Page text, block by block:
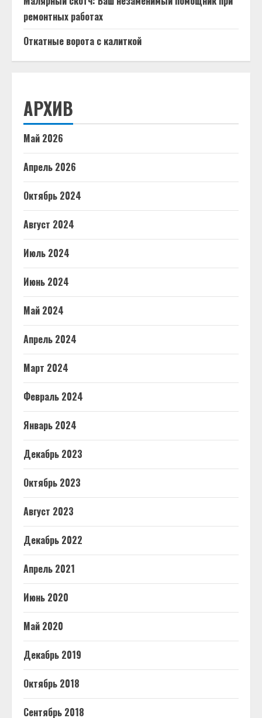
ремонтных работах
Откатные ворота с калиткой
АРХИВ
Май 2026
Апрель 2026
Октябрь 2024
Август 2024
Июль 2024
Июнь 2024
Май 2024
Апрель 2024
Март 2024
Февраль 2024
Январь 2024
Декабрь 2023
Октябрь 2023
Август 2023
Декабрь 2022
Апрель 2021
Июнь 2020
Май 2020
Декабрь 2019
Октябрь 2018
Сентябрь 2018